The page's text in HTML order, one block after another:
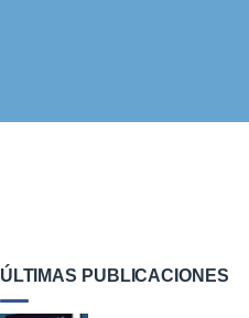
ÚLTIMAS PUBLICACIONES